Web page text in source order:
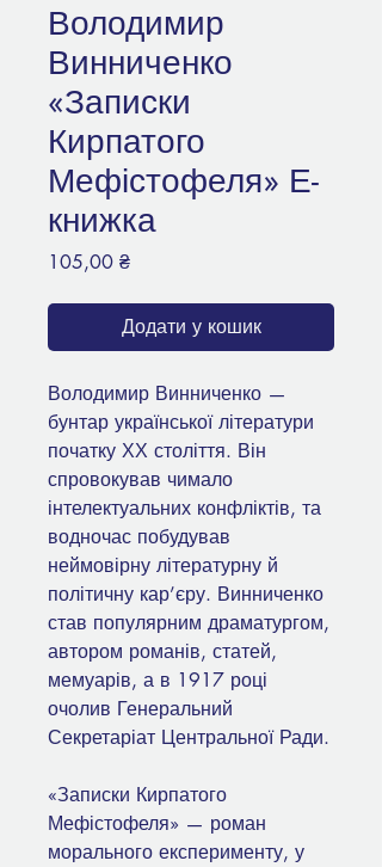
Володимир
Винниченко
«Записки
Кирпатого
Мефістофеля» Е-
книжка
105,00 ₴Ціна
Додати у кошик
Володимир Винниченко —
бунтар української літератури
початку ХХ століття. Він
спровокував чимало
інтелектуальних конфліктів, та
водночас побудував
неймовірну літературну й
політичну кар’єру. Винниченко
став популярним драматургом,
автором романів, статей,
мемуарів, а в 1917 році
очолив Генеральний
Секретаріат Центральної Ради.
«Записки Кирпатого
Мефістофеля» — роман
морального експерименту, у